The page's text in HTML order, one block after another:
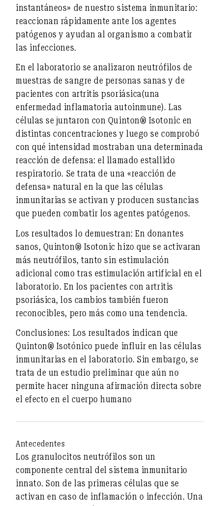
instantáneos» de nuestro sistema inmunitario:
reaccionan rápidamente ante los agentes
patógenos y ayudan al organismo a combatir
las infecciones.
En el laboratorio se analizaron neutrófilos de
muestras de sangre de personas sanas y de
pacientes con artritis psoriásica(una
enfermedad inflamatoria autoinmune). Las
células se juntaron con Quinton® Isotonic en
distintas concentraciones y luego se comprobó
con qué intensidad mostraban una determinada
reacción de defensa: el llamadoestallido
respiratorio. Se trata de una «reacción de
defensa» natural en la que las células
inmunitarias se activan y producen sustancias
que pueden combatir los agentes patógenos.
Los resultados lo demuestran: En donantes
sanos, Quinton® Isotonic hizo quese activaran
más neutrófilos, tanto sin estimulación
adicional como tras estimulación artificial en el
laboratorio. En los pacientes con artritis
psoriásica, los cambios también fueron
reconocibles, pero más como unatendencia.
Conclusiones: Los resultados indican que
Quinton® Isotónicopuede influir en las células
inmunitarias en el laboratorio. Sin embargo, se
trata de unestudio preliminar que aún no
permite hacer ninguna afirmación directa sobre
el efecto en el cuerpo humano
Antecedentes
Los granulocitos neutrófilos son un
componente central del sistema inmunitario
innato. Son de las primeras células que se
activan en caso de inflamación o infección. Una